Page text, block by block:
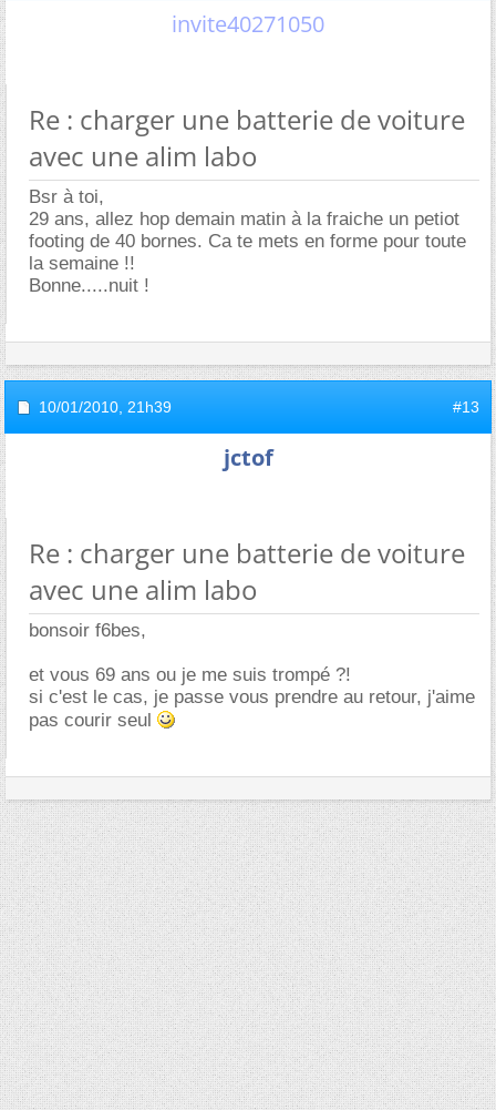
invite40271050
Re : charger une batterie de voiture
avec une alim labo
Bsr à toi,
29 ans, allez hop demain matin à la fraiche un petiot
footing de 40 bornes. Ca te mets en forme pour toute
la semaine !!
Bonne.....nuit !
10/01/2010, 21h39 #13
jctof
Re : charger une batterie de voiture
avec une alim labo
bonsoir f6bes,
et vous 69 ans ou je me suis trompé ?!
si c'est le cas, je passe vous prendre au retour, j'aime
pas courir seul